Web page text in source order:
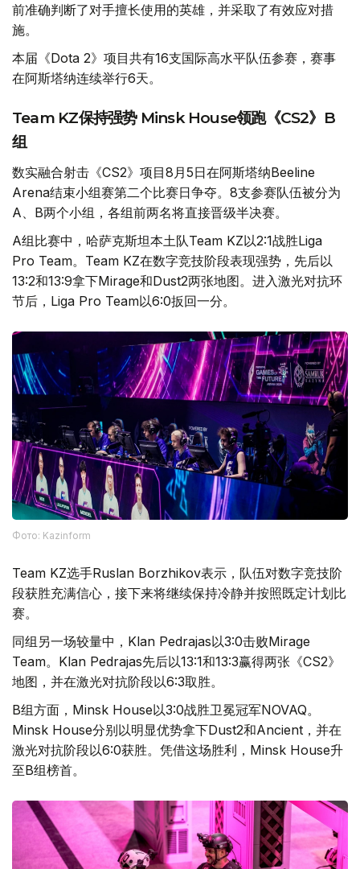
前准确判断了对手擅长使用的英雄，并采取了有效应对措
施。
本届《Dota 2》项目共有16支国际高水平队伍参赛，赛事
在阿斯塔纳连续举行6天。
Team KZ保持强势 Minsk House领跑《CS2》B
组
数实融合射击《CS2》项目8月5日在阿斯塔纳Beeline
Arena结束小组赛第二个比赛日争夺。8支参赛队伍被分为
A、B两个小组，各组前两名将直接晋级半决赛。
A组比赛中，哈萨克斯坦本土队Team KZ以2:1战胜Liga
Pro Team。Team KZ在数字竞技阶段表现强势，先后以
13:2和13:9拿下Mirage和Dust2两张地图。进入激光对抗环
节后，Liga Pro Team以6:0扳回一分。
Фото: Kazinform
Team KZ选手Ruslan Borzhikov表示，队伍对数字竞技阶
段获胜充满信心，接下来将继续保持冷静并按照既定计划比
赛。
同组另一场较量中，Klan Pedrajas以3:0击败Mirage
Team。Klan Pedrajas先后以13:1和13:3赢得两张《CS2》
地图，并在激光对抗阶段以6:3取胜。
B组方面，Minsk House以3:0战胜卫冕冠军NOVAQ。
Minsk House分别以明显优势拿下Dust2和Ancient，并在
激光对抗阶段以6:0获胜。凭借这场胜利，Minsk House升
至B组榜首。